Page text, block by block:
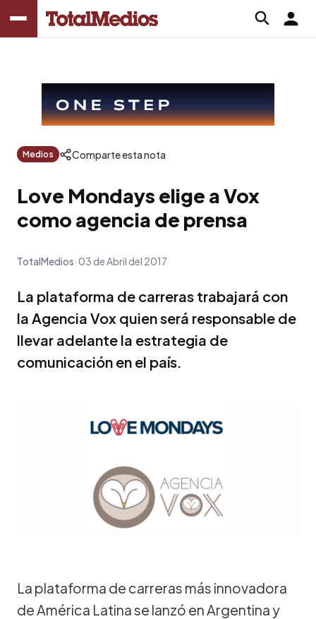
Medios Comparte esta nota
Love Mondays elige a Vox
como agencia de prensa
TotalMedios 03 de Abril del 2017
La plataforma de carreras trabajará con
la Agencia Vox quien será responsable de
llevar adelante la estrategia de
comunicación en el país.
La plataforma de carreras más innovadora
de América Latina se lanzó en Argentina y